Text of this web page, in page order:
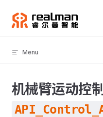
Skip to content
Menu
机械臂运动控